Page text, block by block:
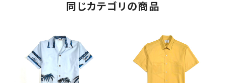
同じカテゴリの商品